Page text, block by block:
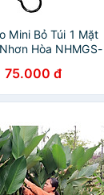
Mini Bỏ Túi 1 Mặt
Hòa NHMGS-
75.000 đ